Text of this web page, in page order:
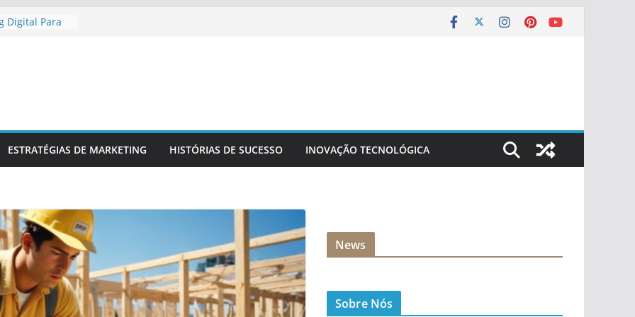
Digital Para
Sua Marca
ESTRATÉGIAS DE MARKETING HISTÓRIAS DE SUCESSO INOVAÇÃO TECNOLÓGICA
News
Sobre Nós